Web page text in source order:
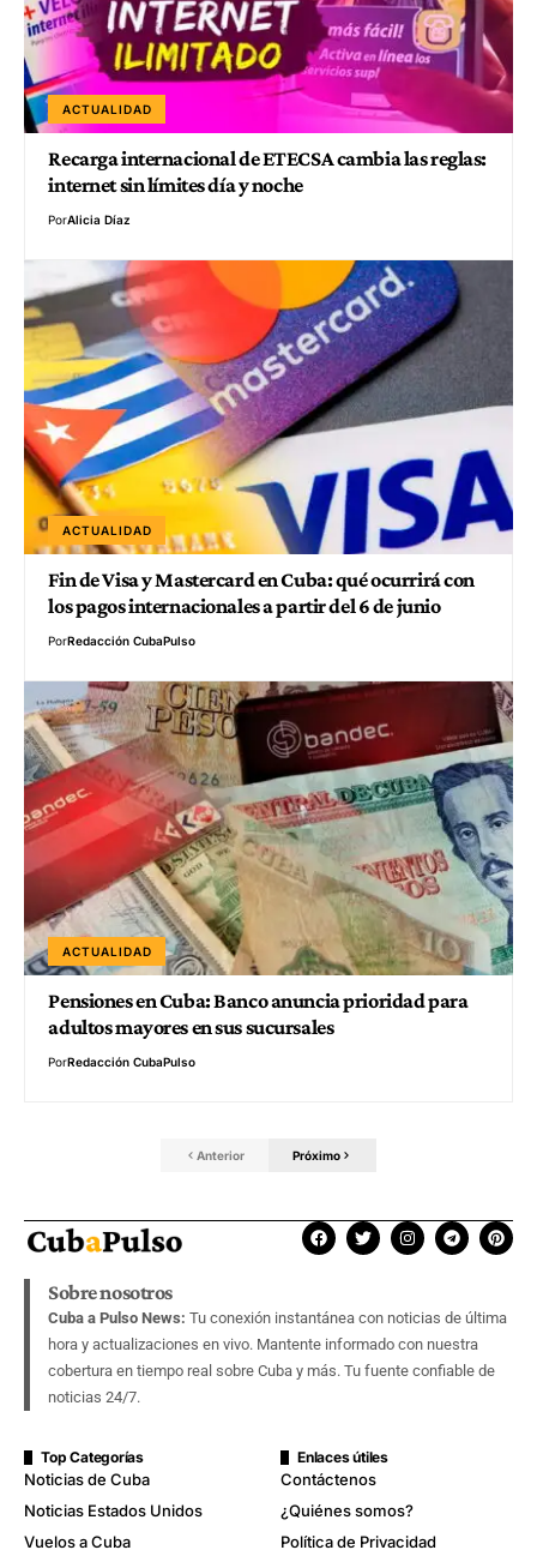
ACTUALIDAD
Recarga internacional de ETECSA cambia las reglas:
internet sin límites día y noche
PorAlicia Díaz
ACTUALIDAD
Fin de Visa y Mastercard en Cuba: qué ocurrirá con
los pagos internacionales a partir del 6 de junio
PorRedacción CubaPulso
ACTUALIDAD
Pensiones en Cuba: Banco anuncia prioridad para
adultos mayores en sus sucursales
PorRedacción CubaPulso
Anterior Próximo
Sobre nosotros
Cuba a Pulso News: Tu conexión instantánea con noticias de última
hora y actualizaciones en vivo. Mantente informado con nuestra
cobertura en tiempo real sobre Cuba y más. Tu fuente confiable de
noticias 24/7.
Top Categorías
Noticias de Cuba
Noticias Estados Unidos
Vuelos a Cuba
Enlaces útiles
Contáctenos
¿Quiénes somos?
Política de Privacidad